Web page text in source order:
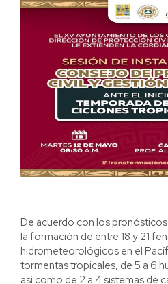
De acuerdo con los
la formación de entre 18 y 21
hidrometeorológicos en el
tormentas tropicales, de 5 a 6
así como de 2 a 4 sistemas de